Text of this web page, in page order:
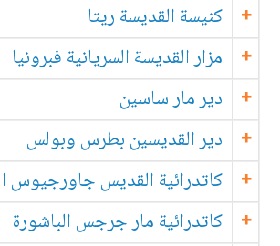
كنيسة القديسة ريتا
مزار القديسة السريانية فبرونيا
دير مار ساسين
دير القديسين بطرس وبولس
كاتدرائية القديس جاورجيوس
كاتدرائية مار جرجس الباشورة